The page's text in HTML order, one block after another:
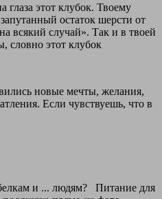
этот клубок. Твоему
остаток шерсти от
всякий случай». Так и в твоей
словно этот клубок
новые мечты, желания,
Если чувствуешь, что в
и ... людям? Питание для